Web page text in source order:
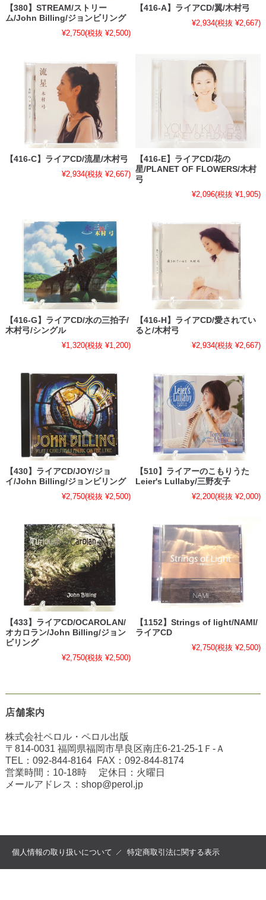
【380】STREAM/ストリー
ム/John Billing/ジョンビリング
¥2,750(税抜 ¥2,500)
【416-A】ライアCD/翼/木村弓
¥2,934(税抜 ¥2,667)
【416-C】ライアCD/流星/木村弓
¥2,934(税抜 ¥2,667)
【416-E】ライアCD/花の
星/PLANET OF FLOWERS/木村
弓
¥2,096(税抜 ¥1,905)
【416-G】ライアCD/水の三拍子/
木村弓/シングル
¥1,320(税抜 ¥1,200)
【416-H】ライアCD/愛されてい
ると/木村弓
¥2,934(税抜 ¥2,667)
【430】ライアCD/JOY/ジョ
イ/John Billing/ジョンビリング
¥2,750(税抜 ¥2,500)
【510】ライアーのこもりうた
Leier's Lullaby/三野友子
¥2,200(税抜 ¥2,000)
【433】ライアCD/OCAROLAN/
オカロラン/John Billing/ジョン
ビリング
¥2,750(税抜 ¥2,500)
【1152】Strings of light/NAMI/
ライアCD
¥2,750(税抜 ¥2,500)
店舗案内
株式会社ペロル・ペロル出版
〒814-0031 福岡県福岡市早良区南庄6-21-25-1Ｆ-Ａ
TEL： 092-844-8164FAX： 092-844-8174
営業時間：10-18時 定休日：火曜日
メールアドレス： shop@perol.jp
個人情報の取り扱いについて 特定商取引法に関する表示